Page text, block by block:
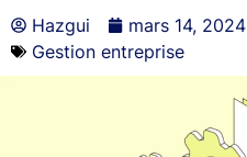
Hazgui mars 14, 2024
Gestion entreprise